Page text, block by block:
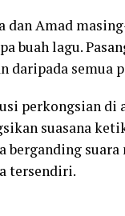
dan Amad
buah lagu.
daripada semua
perkongsian di
suasana
berganding
tersendiri.